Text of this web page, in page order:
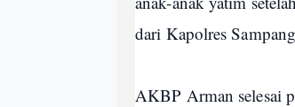
dari Kapolres
AKBP Arman selesai